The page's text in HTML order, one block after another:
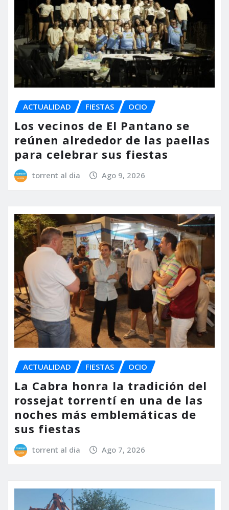
ACTUALIDAD FIESTAS OCIO
Los vecinos de El Pantano se
reúnen alrededor de las paellas
para celebrar sus fiestas
torrent al dia Ago 9, 2026
ACTUALIDAD FIESTAS OCIO
La Cabra honra la tradición del
rossejat torrentí en una de las
noches más emblemáticas de
sus fiestas
torrent al dia Ago 7, 2026